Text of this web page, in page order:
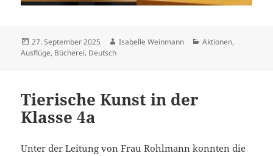
Veröffentlicht
am
27. September 2025 Autor
Isabelle Weinmann Kategorien
Aktionen,
Ausflüge, Bücherei, Deutsch
Tierische Kunst in der
Klasse 4a
Unter der Leitung von Frau Rohlmann konnten die